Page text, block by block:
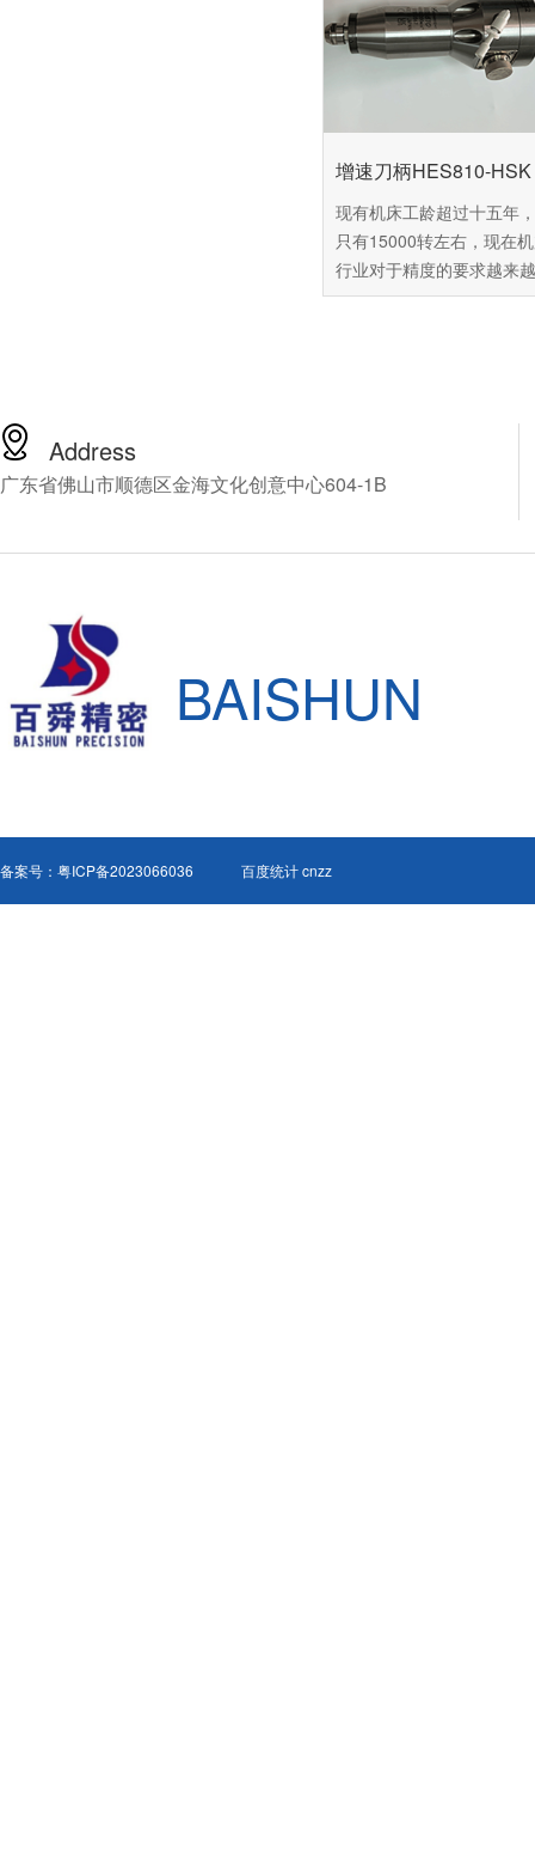
增速刀柄HES810-
现有机床工龄超过十五年
只有15000转左右，现在
行业对于精度的要求越来
这台机床已经难以达到用
NSK的CNC加工中心增速
HES810-HSK A63，下面
细介绍这款产品。
Address
广东省佛山市顺德区金海文化创意中心604-1B
BAISHUN
备案号： 粤ICP备2023066036 百度统计 cnzz